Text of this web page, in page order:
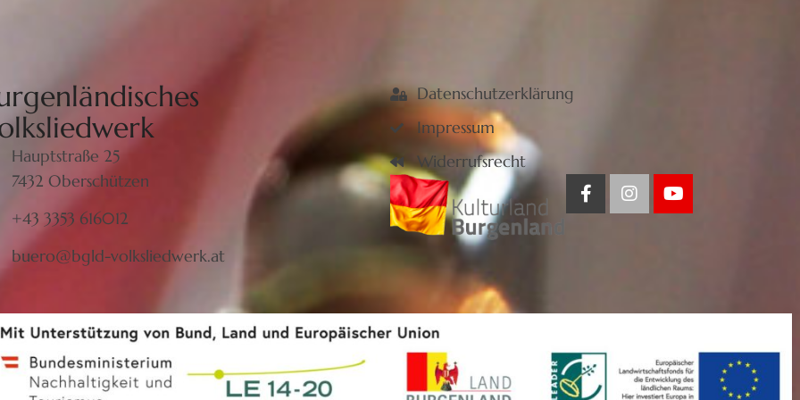
Hauptstraße 25
7432 Oberschützen
+43 3353 616012
buero@bgld-volksliedwerk.at
Datenschutzerklärung
Impressum
Widerrufsrecht